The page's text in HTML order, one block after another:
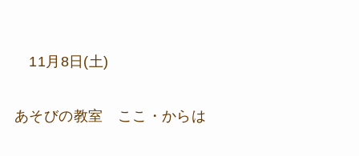
11月8日(土)
あそびの教室 ここ・からは